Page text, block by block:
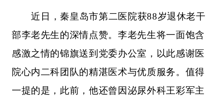
近日，秦皇岛市第二医院获88岁退休老干
部李老先生的深情点赞。李老先生将一面饱含
感激之情的锦旗送到党委办公室，以此感谢医
院心内二科团队的精湛医术与优质服务。值得
一提的是，此前，他还曾因泌尿外科王彩军主